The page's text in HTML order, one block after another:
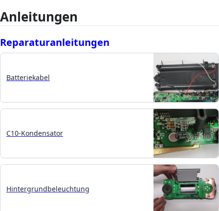
Anleitungen
Reparaturanleitungen
Batteriekabel
C10-Kondensator
Hintergrundbeleuchtung